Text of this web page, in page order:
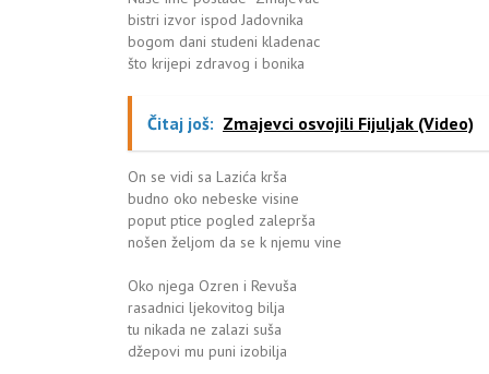
bistri izvor ispod Jadovnika
bogom dani studeni kladenac
što krijepi zdravog i bonika
Čitaj još: Zmajevci osvojili Fijuljak (Video)
On se vidi sa Lazića krša
budno oko nebeske visine
poput ptice pogled zaleprša
nošen željom da se k njemu vine
Oko njega Ozren i Revuša
rasadnici ljekovitog bilja
tu nikada ne zalazi suša
džepovi mu puni izobilja